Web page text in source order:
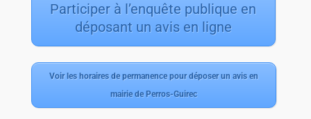
Participer à l’enquête publique en
déposant un avis en ligne
Voir les horaires de permanence pour déposer un avis en
mairie de Perros-Guirec